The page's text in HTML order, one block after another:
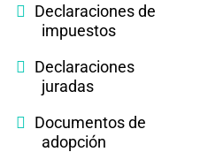
Declaraciones de
impuestos
Declaraciones
juradas
Documentos de
adopción